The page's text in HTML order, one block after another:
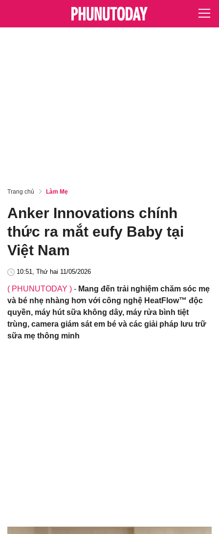
Trang chủ Làm Mẹ
Anker Innovations chính
thức ra mắt eufy Baby tại
Việt Nam
10:51, Thứ hai 11/05/2026
( PHUNUTODAY ) - Mang đến trải nghiệm chăm sóc mẹ
và bé nhẹ nhàng hơn với công nghệ HeatFlow™ độc
quyền, máy hút sữa không dây, máy rửa bình tiệt
trùng, camera giám sát em bé và các giải pháp lưu trữ
sữa mẹ thông minh